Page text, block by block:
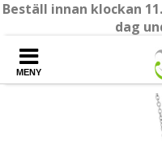
Beställ innan klockan
dag
MENY